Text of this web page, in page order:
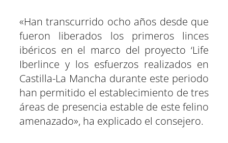
«Han transcurrido ocho años desde que
fueron liberados los primeros linces
ibéricos en el marco del proyecto ‘Life
Iberlince y los esfuerzos realizados en
Castilla-La Mancha durante este periodo
han permitido el establecimiento de tres
áreas de presencia estable de este felino
amenazado», ha explicado el consejero.